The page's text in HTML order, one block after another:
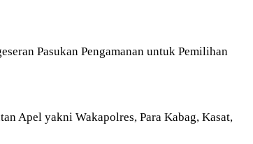
Pasukan Pengamanan untuk Pemilihan
Apel yakni Wakapolres, Para Kabag, Kasat,